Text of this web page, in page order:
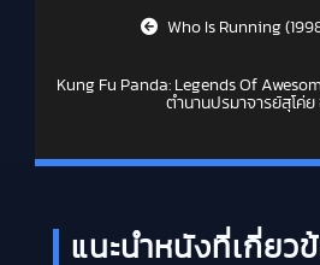
Post navigation Who Is Running
Kung Fu Panda: Legends Of
ตำนานปรมาจารย์สุโค่ย
แนะนำหนังที่เกี่ยว